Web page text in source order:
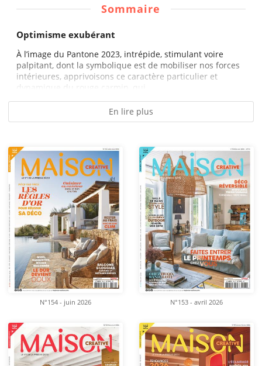
Sommaire
Optimisme exubérant
À l’image du Pantone 2023, intrépide, stimulant voire
palpitant, dont la symbolique est de mobiliser nos forces
intérieures, apprivoisons ce caractère particulier et
dynamique du rouge carmin, qui...
En lire plus
N°154 - juin 2026 N°153 - avril 2026